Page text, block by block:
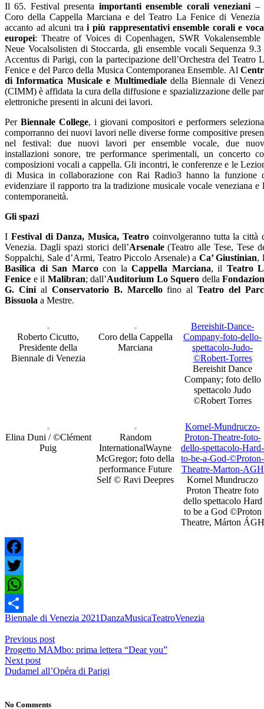
Il 65. Festival presenta importanti ensemble corali veneziani –
Coro della Cappella Marciana e del Teatro La Fenice di Venezia
accanto ad alcuni trai più rappresentativi ensemble corali e
europei: Theatre of Voices di Copenhagen, SWR Vokalensemble
Neue Vocalsolisten di Stoccarda, gli ensemble vocali Sequenza 9.3
Accentus di Parigi, con la partecipazione dell’Orchestra del Teatro
Fenice e del Parco della Musica Contemporanea Ensemble. Al
di Informatica Musicale e Multimediale della Biennale di
(CIMM) è affidata la cura della diffusione e spazializzazione delle
elettroniche presenti in alcuni dei lavori.
Per Biennale College, i giovani compositori e performers
comporranno dei nuovi lavori nelle diverse forme compositive
nel festival: due nuovi lavori per ensemble vocale, due
installazioni sonore, tre performance sperimentali, un concerto
composizioni vocali a cappella. Gli incontri, le conferenze e le
di Musica in collaborazione con Rai Radio3 hanno la funzione
evidenziare il rapporto tra la tradizione musicale vocale veneziana e
contemporaneità.
Gli spazi
I Festival di Danza, Musica, Teatro coinvolgeranno tutta la città
Venezia. Dagli spazi storici dell’Arsenale(Teatro alle Tese, Tese
Soppalchi, Sale d’Armi, Teatro Piccolo Arsenale) a Ca’ Giustinian,
Basilica di San Marcocon la Cappella Marciana, il Teatro
Fenice e il Malibran; dall’Auditorium Lo Squero della
G. Cinial Conservatorio B. Marcellofino alTeatro del
Bissuola a Mestre.
Roberto Cicutto,
Presidente della
Biennale di Venezia
Coro della Cappella
Marciana
Bereishit-Dance-
Company-foto-dello-
spettacolo-Judo-
©Robert-Torres
Bereishit Dance
Company; foto dello
spettacolo Judo
©Robert Torres
Elina Duni / ©Clément
Puig
Random
InternationalWayne
McGregor; foto della
performance Future
Self © Ravi Deepres
Kornel-Mundruczo-
Proton-Theatre-foto-
dello-spettacolo-Hard-
to-be-a-God-©Proton-
Theatre-Marton-AGH
Kornel Mundruczo
Proton Theatre foto
dello spettacolo Hard
to be a God ©Proton
Theatre, Márton ÁGH
Facebook
Twitter
WhatsApp
Share
Biennale di Venezia 2021DanzaMusicaTeatroVenezia
Previous post
Progetto MAMbo: prima lettera “Dear you”
Next post
Dudamel all’Opéra di Parigi
No Comments